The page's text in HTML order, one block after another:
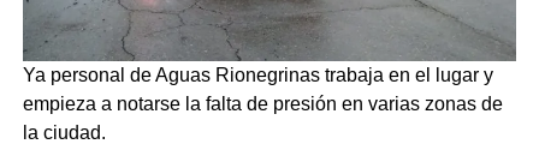
Ya personal de Aguas Rionegrinas trabaja en el lugar y
empieza a notarse la falta de presión en varias zonas de
la ciudad.